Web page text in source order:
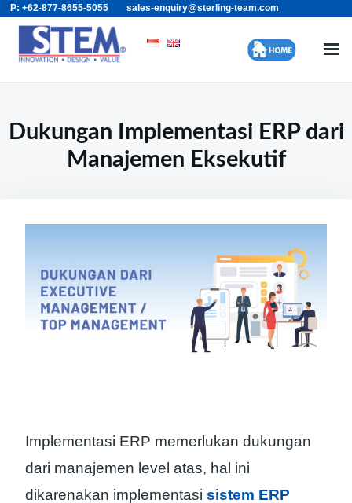
Skip
content
Search
for:
P: +62-877-8655-5055 sales-enquiry@sterling-team.com
Dukungan Implementasi ERP dari
Manajemen Eksekutif
Implementasi ERP memerlukan dukungan
dari manajemen level atas, hal ini
dikarenakan implementasi sistem ERP